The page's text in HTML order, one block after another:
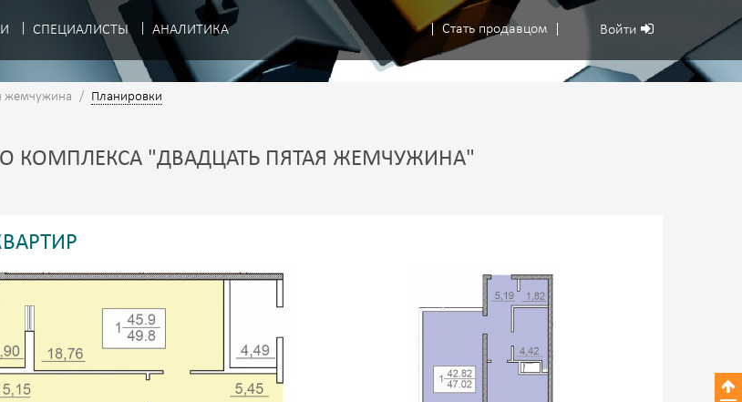
Стать продавцом Войти
СПЕЦИАЛИСТЫ АНАЛИТИКА
жемчужина / Планировки
КОМПЛЕКСА "ДВАДЦАТЬ ПЯТАЯ ЖЕМЧУЖИНА"